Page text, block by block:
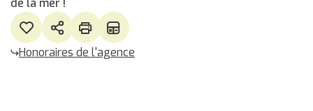
de la mer !
Honoraires de l'agence